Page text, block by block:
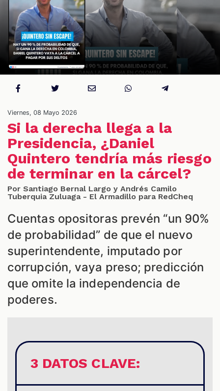
Viernes, 08 Mayo 2026
Si la derecha llega a la
Presidencia, ¿Daniel
Quintero tendría más riesgo
de terminar en la cárcel?
Por Santiago Bernal Largo y Andrés Camilo
Tuberquia Zuluaga - El Armadillo para RedCheq
Cuentas opositoras prevén “un 90%
de probabilidad” de que el nuevo
superintendente, imputado por
corrupción, vaya preso; predicción
que omite la independencia de
poderes.
3 DATOS CLAVE: